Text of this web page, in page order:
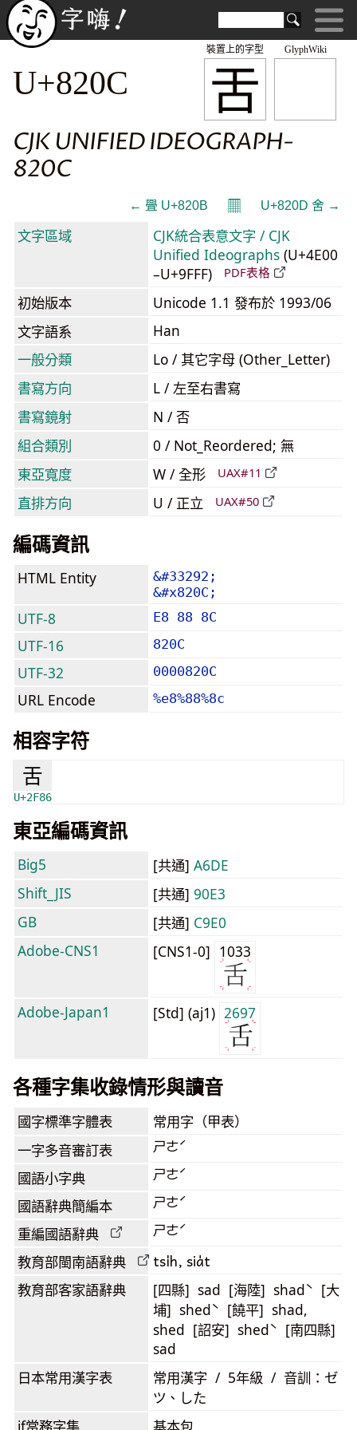
GlyphWiki
舌
裝置上的字型
U+820C
CJK UNIFIED IDEOGRAPH-
820C
← 舋 U+820B 𝄜 U+820D 舍 →
文字區域
CJK統合表意文字 / CJK
Unified Ideographs (U+4E00
–U+9FFF)
PDF表格
初始版本
Unicode 1.1 發布於 1993/06
文字語系
Han
一般分類
Lo / 其它字母 (Other_Letter)
書寫方向
L / 左至右書寫
書寫鏡射
N / 否
組合類別
0 / Not_Reordered; 無
東亞寬度
W / 全形 UAX#11
直排方向 U / 正立 UAX#50
編碼資訊
HTML Entity
&#33292;
&#x820C;
UTF-8 E8 88 8C
UTF-16 820C
UTF-32 0000820C
URL Encode %e8%88%8c
相容字符
⾆
U+2F86
東亞編碼資訊
Big5 [共通] A6DE
Shift_JIS
[共通] 90E3
GB
[共通] C9E0
Adobe-CNS1
[CNS1-0] 1033
Adobe-Japan1 [Std] (aj1) 2697
各種字集收錄情形與讀音
國字標準字體表 常用字（甲表）
一字多音審訂表 ㄕㄜˊ
國語小字典 ㄕㄜˊ
國語辭典簡編本 ㄕㄜˊ
重編國語辭典 ㄕㄜˊ
教育部閩南語辭典 tsi̍h, sia̍t
教育部客家語辭典
[四縣] sad [海陸] shadˋ [大
埔] shedˋ [饒平] shad,
shed [詔安] shedˋ [南四縣]
sad
日本常用漢字表
常用漢字 / 5年級 / 音訓：ゼ
ツ、した
jf當務字集 基本包